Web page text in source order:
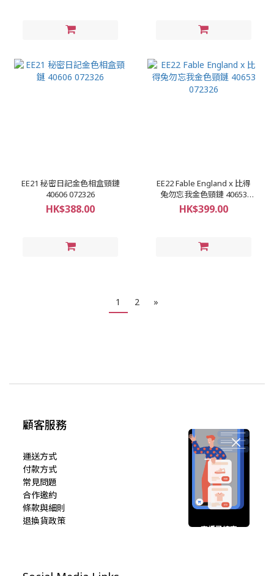
EE21 秘密日記金色相盒頸鏈
40606 072326
HK$388.00
EE22 Fable England x 比得
兔勿忘我金色頸鏈 40653
072326
HK$399.00
1 2 »
顧客服務
運送方式
付款方式
常見問題
合作邀約
條款與細則
退換貨政策
直播已結束